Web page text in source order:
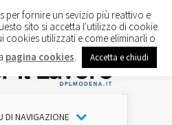
DI NAVIGAZIONE
per fornire un sevizio più reattivo e
sito si accetta l'utilizzo di cookie.
cookies utilizzati e come eliminarli o
pagina cookies Accetta e chiudi